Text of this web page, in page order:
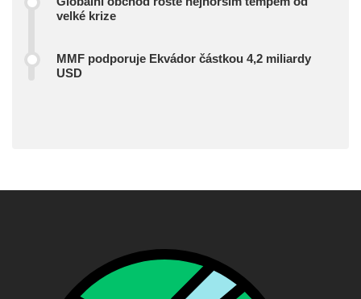
velké krize
MMF podporuje Ekvádor částkou 4,2 miliardy
USD